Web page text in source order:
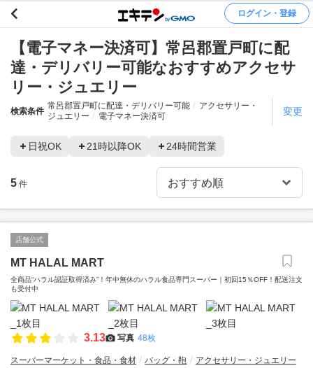
ログイン・登録
【電子マネー決済可】常呂郡置戸町に配
達・デリバリー可能なおすすめアクセサ
リー・ジュエリー
検索条件
常呂郡置戸町に配達・デリバリー可能
アクセサリー・
ジュエリー
電子マネー決済可 変更
日祝OK 21時以降OK 24時間営業
5 件
店舗公式
MT HALAL MART
全商品“ハラル認証取得済み”！年中無休のハラル食品専門スーパー｜初回15％OFF！配送注文
も受付中
3.13 写真 48枚
スーパーマーケット・食品・食材 バッグ・鞄 アクセサリー・ジュエリー